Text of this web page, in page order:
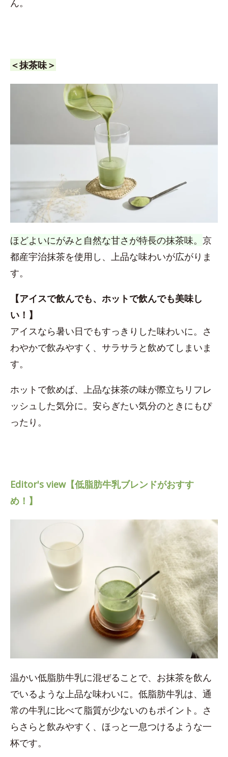
ん。
＜抹茶味＞
ほどよいにがみと自然な甘さが特長の抹茶味。 京
都産宇治抹茶を使用し、上品な味わいが広がりま
す。
【アイスで飲んでも、ホットで飲んでも美味し
い！】
アイスなら暑い日でもすっきりした味わいに。さ
わやかで飲みやすく、サラサラと飲めてしまいま
す。
ホットで飲めば、上品な抹茶の味が際立ちリフレ
ッシュした気分に。安らぎたい気分のときにもぴ
ったり。
Editor's view【低脂肪牛乳ブレンドがおすす
め！】
温かい低脂肪牛乳に混ぜることで、お抹茶を飲ん
でいるような上品な味わいに。低脂肪牛乳は、通
常の牛乳に比べて脂質が少ないのもポイント。さ
らさらと飲みやすく、ほっと一息つけるような一
杯です。